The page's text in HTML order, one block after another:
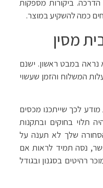
ביקורות מספקות
כמה להשקיע במוצר.
מסין
נראה במבט ראשון. ישנם
המשלוח והזמן שעשוי
לכך שייתכנו מכסים
תלוי בחוקים ובתקנות
שלך לא תענה על
נסה תמיד לראות אם
רהיטים בסגנון ובגודל